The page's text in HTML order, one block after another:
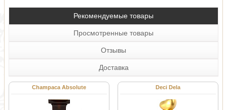
Рекомендуемые товары
Просмотренные товары
Отзывы
Доставка
Champaca Absolute Deci Dela